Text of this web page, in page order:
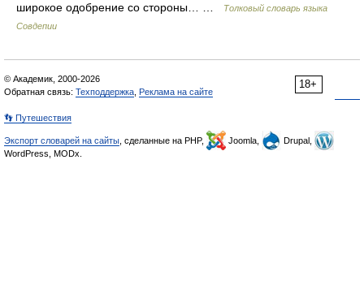
широкое одобрение со стороны… …
Толковый словарь языка
Совдепии
18+
© Академик, 2000-2026
Обратная связь: Техподдержка Реклама на сайте
👣 Путешествия
Экспорт словарей на сайты , сделанные на PHP, Joomla,
Drupal,
WordPress, MODx.